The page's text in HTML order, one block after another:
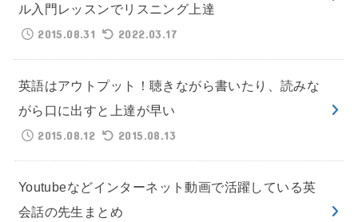
ル入門レッスンでリスニング上達
2015.08.31
2022.03.17
英語はアウトプット！聴きながら書いたり、読みな
がら口に出すと上達が早い
2015.08.12
2015.08.13
Youtubeなどインターネット動画で活躍している英
会話の先生まとめ